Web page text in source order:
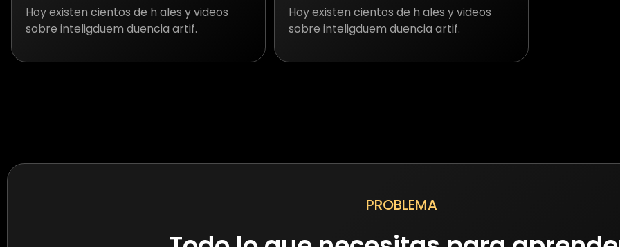
Hoy existen cientos de h ales y videos
sobre inteligduem duencia artif.
Hoy existen cientos de h ales y videos
sobre inteligduem duencia artif.
PROBLEMA